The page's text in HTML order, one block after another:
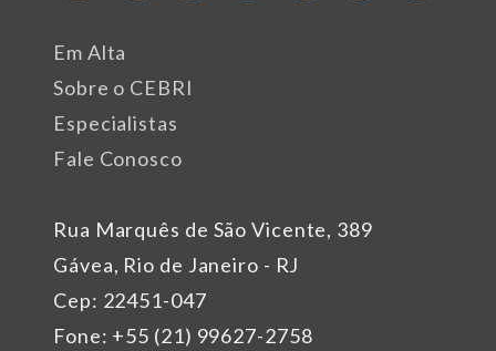
Rua Marquês de São Vicente, 389
Gávea, Rio de Janeiro - RJ
Cep: 22451-047
Fone: +55 (21) 99627-2758
Em Alta
Sobre o CEBRI
Especialistas
Fale Conosco